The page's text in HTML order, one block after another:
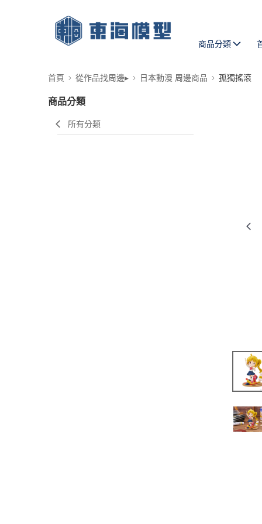
商品分類
首頁 從作品找周邊▸ 日本動漫 周邊商品 孤獨搖滾
商品分類
所有分類